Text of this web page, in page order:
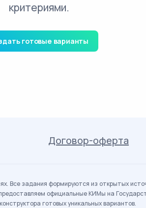
критериями.
готовые варианты
Договор-оферта
Все задания формируются из открытых
официальные КИМы на
готовых уникальных вариантов.